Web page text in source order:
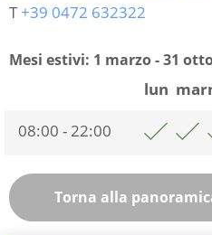
T+39 0472 632322
Mesi estivi: 1 marzo - 31
lun mar
08:00 - 22:00
Torna alla